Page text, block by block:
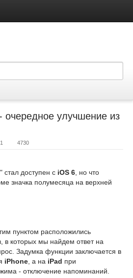
очередное улучшение из
4730
" стал доступен с iOS 6 , но что
значка полумесяца на верхней
пунктом расположились
в которых мы найдем ответ на
Задумка функции заключается в
iPhone , а на iPad при
- отключение напоминаний.